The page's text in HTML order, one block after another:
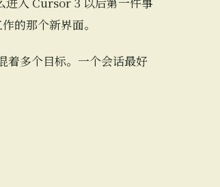
的那个新界面。
着多个目标。一个会话最好